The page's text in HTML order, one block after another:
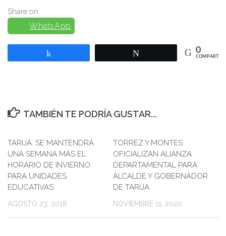
Share on:
WhatsApp
0
COMPARTIR
TAMBIÉN TE PODRÍA GUSTAR...
TARIJA: SE MANTENDRÁ
UNA SEMANA MÁS EL
HORARIO DE INVIERNO
PARA UNIDADES
EDUCATIVAS
AGOSTO 23, 2018
TORREZ Y MONTES
OFICIALIZAN ALIANZA
DEPARTAMENTAL PARA
ALCALDE Y GOBERNADOR
DE TARIJA
NOVIEMBRE 11, 2020